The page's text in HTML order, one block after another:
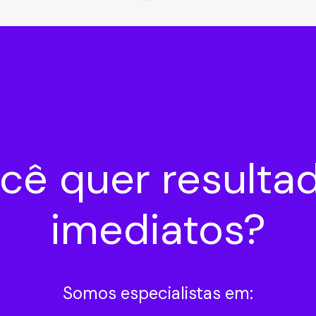
quer
imediatos?
Somos especialistas em: